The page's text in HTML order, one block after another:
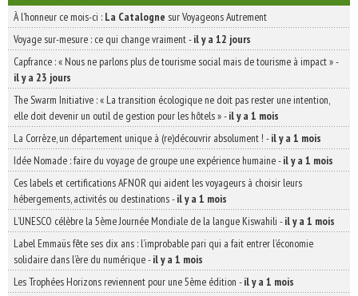
À l'honneur ce mois-ci : La Catalogne sur Voyageons Autrement
Voyage sur-mesure : ce qui change vraiment-il y a 12 jours
Capfrance : « Nous ne parlons plus de tourisme social mais de tourisme à impact »-
il y a 23 jours
The Swarm Initiative : « La transition écologique ne doit pas rester une intention,
elle doit devenir un outil de gestion pour les hôtels »-il y a 1 mois
La Corrèze, un département unique à (re)découvrir absolument ! -il y a 1 mois
Idée Nomade : faire du voyage de groupe une expérience humaine-il y a 1 mois
Ces labels et certifications AFNOR qui aident les voyageurs à choisir leurs
hébergements, activités ou destinations-il y a 1 mois
L’UNESCO célèbre la 5ème Journée Mondiale de la langue Kiswahili -il y a 1 mois
Label Emmaüs fête ses dix ans : l’improbable pari qui a fait entrer l’économie
solidaire dans l’ère du numérique-il y a 1 mois
Les Trophées Horizons reviennent pour une 5ème édition -il y a 1 mois